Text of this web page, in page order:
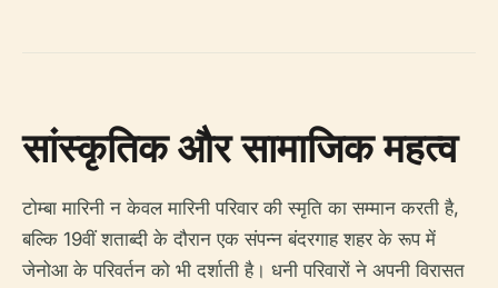
सांस्कृतिक और सामाजिक महत्व
टोम्बा मारिनी न केवल मारिनी परिवार की स्मृति का सम्मान करती है,
बल्कि 19वीं शताब्दी के दौरान एक संपन्न बंदरगाह शहर के रूप में
जेनोआ के परिवर्तन को भी दर्शाती है। धनी परिवारों ने अपनी विरासत